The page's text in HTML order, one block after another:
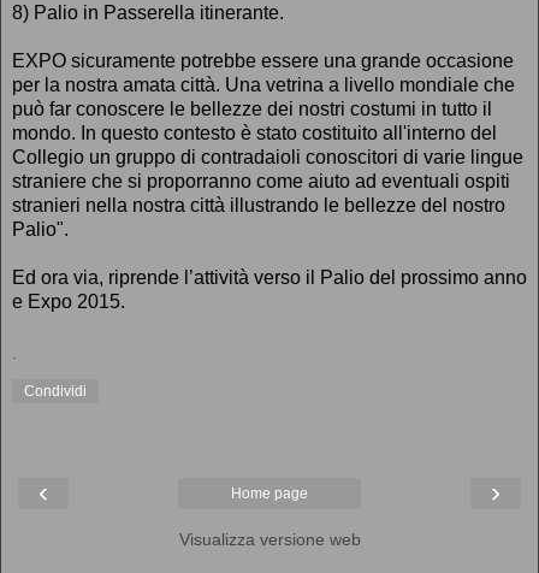
8) Palio in Passerella itinerante.
EXPO sicuramente potrebbe essere una grande occasione
per la nostra amata città. Una vetrina a livello mondiale che
può far conoscere le bellezze dei nostri costumi in tutto il
mondo. In questo contesto è stato costituito all'interno del
Collegio un gruppo di contradaioli conoscitori di varie lingue
straniere che si proporranno come aiuto ad eventuali ospiti
stranieri nella nostra città illustrando le bellezze del nostro
Palio".
Ed ora via, riprende l’attività verso il Palio del prossimo anno
e Expo 2015.
.
Condividi
‹ ›
Home page
Visualizza versione web